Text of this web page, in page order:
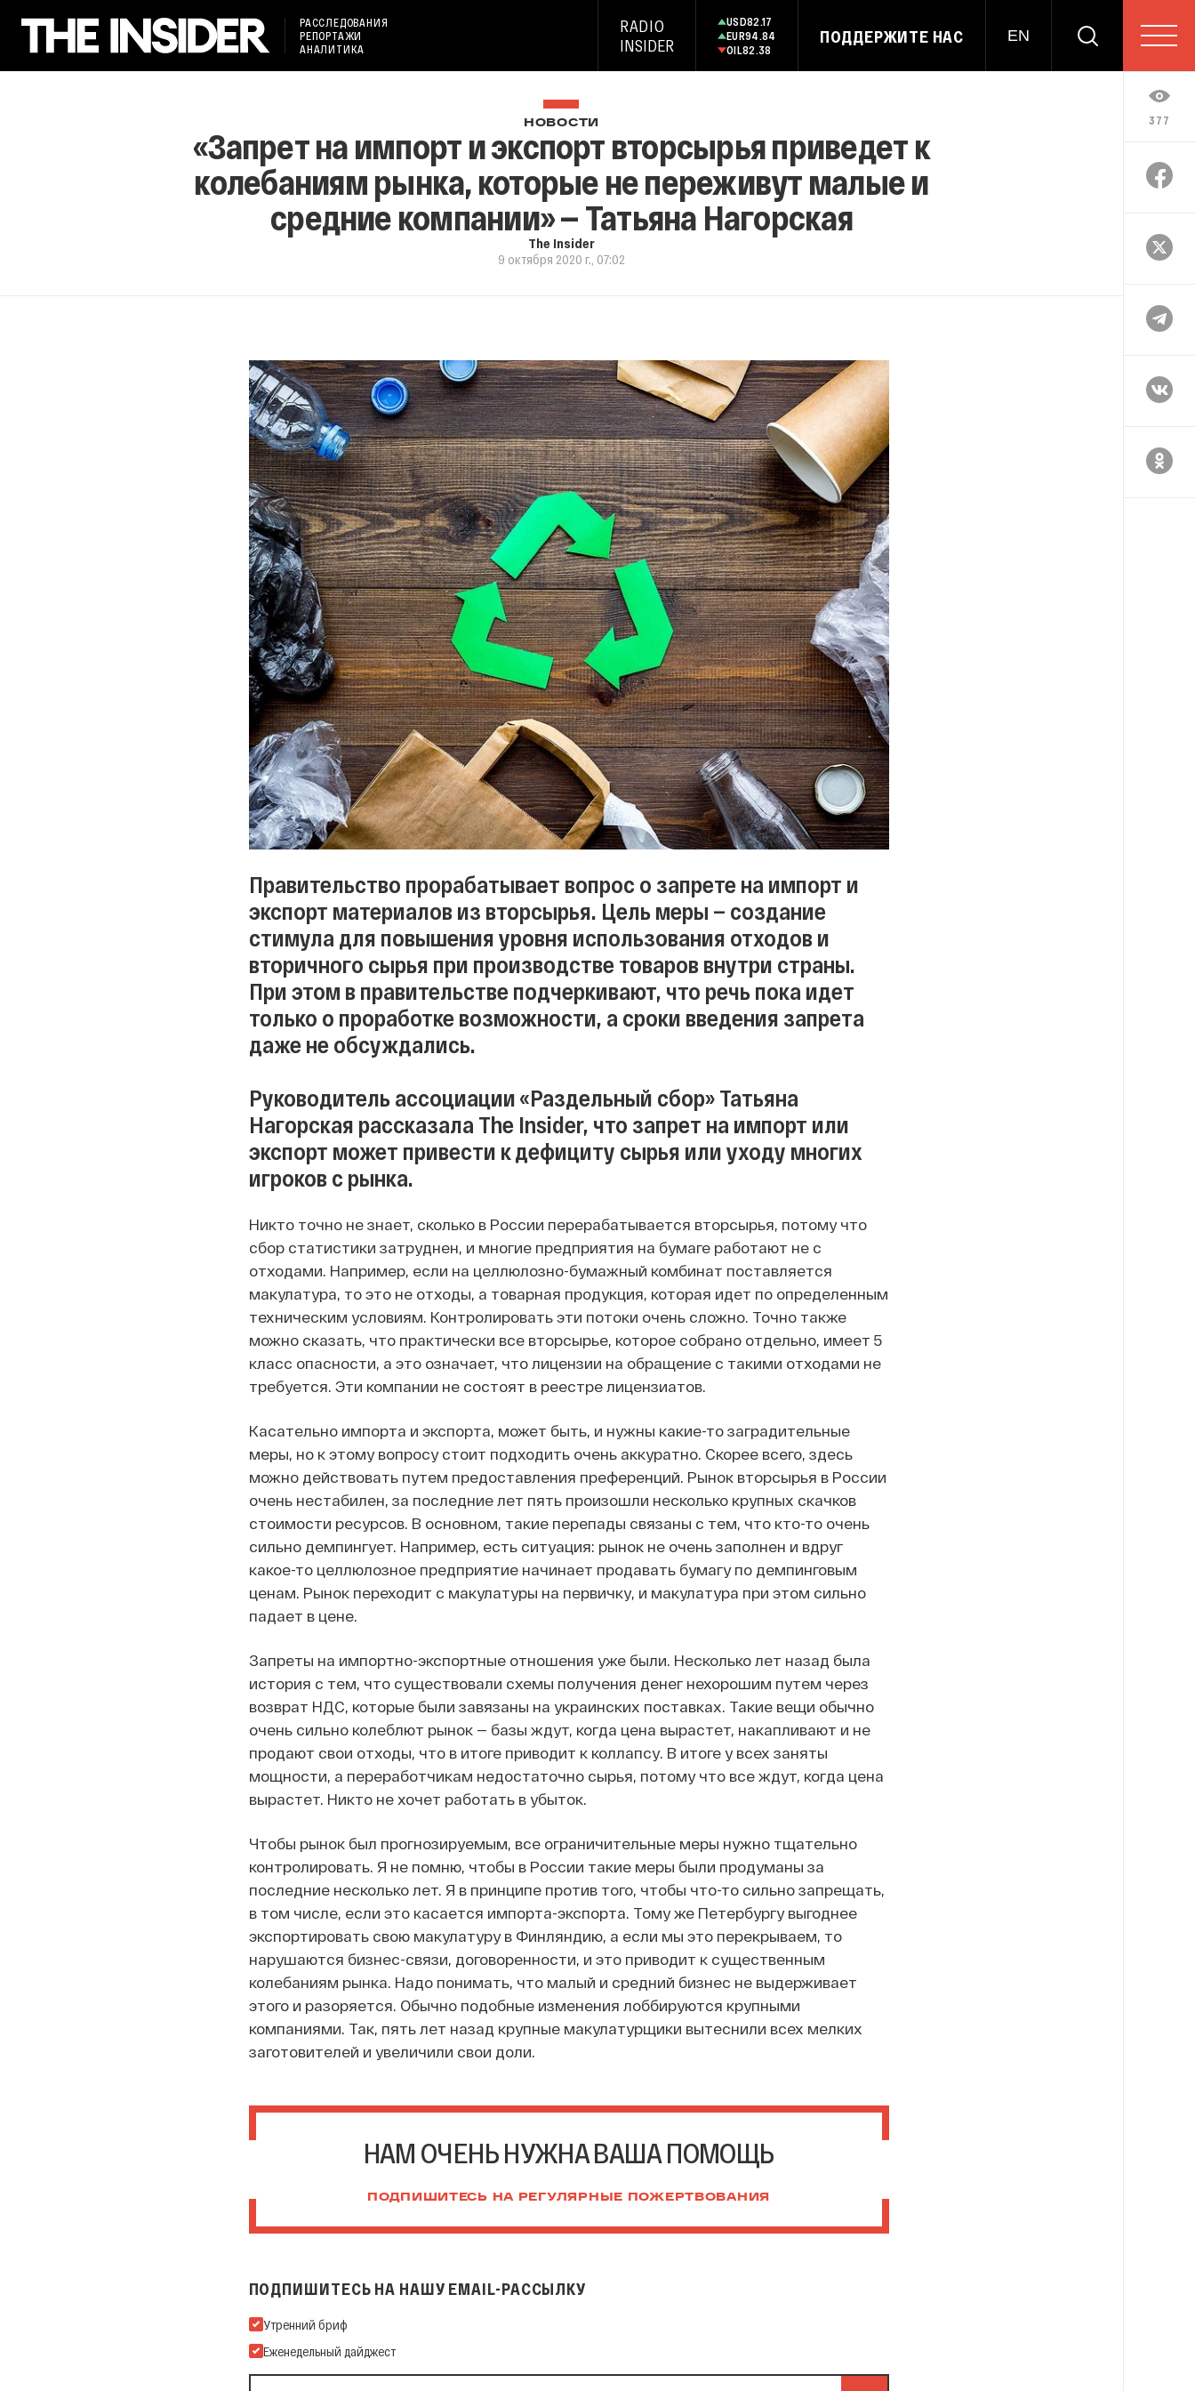
РАССЛЕДОВАНИЯ
РЕПОРТАЖИ
АНАЛИТИКА
RADIO
INSIDER
USD82.17
EUR94.84
OIL82.38
ПОДДЕРЖИТЕ НАС EN
377
НОВОСТИ
«Запрет на импорт и экспорт вторсырья приведет к
колебаниям рынка, которые не переживут малые и
средние компании» — Татьяна Нагорская
The Insider
9 октября 2020 г., 07:02
Правительство прорабатывает вопрос о запрете на импорт и
экспорт материалов из вторсырья. Цель меры — создание
стимула для повышения уровня использования отходов и
вторичного сырья при производстве товаров внутри страны.
При этом в правительстве подчеркивают, что речь пока идет
только о проработке возможности, а сроки введения запрета
даже не обсуждались.
Руководитель ассоциации «Раздельный сбор» Татьяна
Нагорская рассказала The Insider, что запрет на импорт или
экспорт может привести к дефициту сырья или уходу многих
игроков с рынка.
Никто точно не знает, сколько в России перерабатывается вторсырья, потому что
сбор статистики затруднен, и многие предприятия на бумаге работают не с
отходами. Например, если на целлюлозно-бумажный комбинат поставляется
макулатура, то это не отходы, а товарная продукция, которая идет по определенным
техническим условиям. Контролировать эти потоки очень сложно. Точно также
можно сказать, что практически все вторсырье, которое собрано отдельно, имеет 5
класс опасности, а это означает, что лицензии на обращение с такими отходами не
требуется. Эти компании не состоят в реестре лицензиатов.
Касательно импорта и экспорта, может быть, и нужны какие-то заградительные
меры, но к этому вопросу стоит подходить очень аккуратно. Скорее всего, здесь
можно действовать путем предоставления преференций. Рынок вторсырья в России
очень нестабилен, за последние лет пять произошли несколько крупных скачков
стоимости ресурсов. В основном, такие перепады связаны с тем, что кто-то очень
сильно демпингует. Например, есть ситуация: рынок не очень заполнен и вдруг
какое-то целлюлозное предприятие начинает продавать бумагу по демпинговым
ценам. Рынок переходит с макулатуры на первичку, и макулатура при этом сильно
падает в цене.
Запреты на импортно-экспортные отношения уже были. Несколько лет назад была
история с тем, что существовали схемы получения денег нехорошим путем через
возврат НДС, которые были завязаны на украинских поставках. Такие вещи обычно
очень сильно колеблют рынок — базы ждут, когда цена вырастет, накапливают и не
продают свои отходы, что в итоге приводит к коллапсу. В итоге у всех заняты
мощности, а переработчикам недостаточно сырья, потому что все ждут, когда цена
вырастет. Никто не хочет работать в убыток.
Чтобы рынок был прогнозируемым, все ограничительные меры нужно тщательно
контролировать. Я не помню, чтобы в России такие меры были продуманы за
последние несколько лет. Я в принципе против того, чтобы что-то сильно запрещать,
в том числе, если это касается импорта-экспорта. Тому же Петербургу выгоднее
экспортировать свою макулатуру в Финляндию, а если мы это перекрываем, то
нарушаются бизнес-связи, договоренности, и это приводит к существенным
колебаниям рынка. Надо понимать, что малый и средний бизнес не выдерживает
этого и разоряется. Обычно подобные изменения лоббируются крупными
компаниями. Так, пять лет назад крупные макулатурщики вытеснили всех мелких
заготовителей и увеличили свои доли.
НАМ ОЧЕНЬ НУЖНА ВАША ПОМОЩЬ
ПОДПИШИТЕСЬ НА РЕГУЛЯРНЫЕ ПОЖЕРТВОВАНИЯ
ПОДПИШИТЕСЬ НА НАШУ EMAIL-РАССЫЛКУ
Подпишитесь на нашу Email-рассылку
Утренний бриф
Еженедельный дайджест